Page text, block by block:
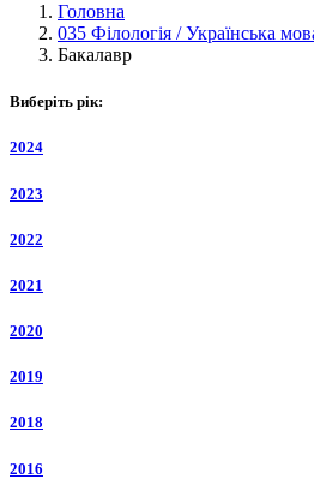
Головна
035 Філологія / Українська
Бакалавр
Виберіть рік:
2024
2023
2022
2021
2020
2019
2018
2016